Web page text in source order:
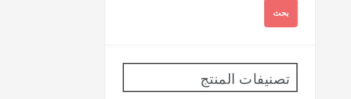
بحث
تصنيفات المنتج